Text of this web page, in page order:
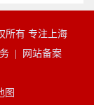
所有 专注上海
|
网站备案
图